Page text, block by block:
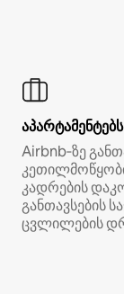
Airbnb‑ზე
კადრების
განთავსების
ცვლილების